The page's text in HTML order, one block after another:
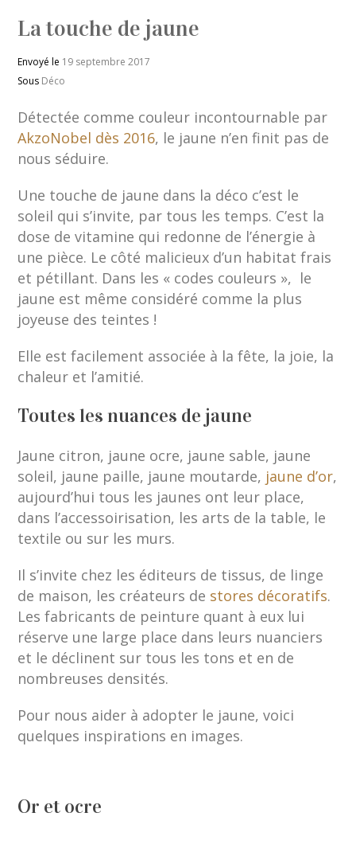
La touche de jaune
Envoyé le 19 septembre 2017
Sous Déco
Détectée comme couleur incontournable par
AkzoNobel dès 2016, le jaune n’en finit pas de
nous séduire.
Une touche de jaune dans la déco c’est le
soleil qui s’invite, par tous les temps. C’est la
dose de vitamine qui redonne de l’énergie à
une pièce. Le côté malicieux d’un habitat frais
et pétillant. Dans les « codes couleurs », le
jaune est même considéré comme la plus
joyeuse des teintes !
Elle est facilement associée à la fête, la joie, la
chaleur et l’amitié.
Toutes les nuances de jaune
Jaune citron, jaune ocre, jaune sable, jaune
soleil, jaune paille, jaune moutarde, jaune d’or,
aujourd’hui tous les jaunes ont leur place,
dans l’accessoirisation, les arts de la table, le
textile ou sur les murs.
Il s’invite chez les éditeurs de tissus, de linge
de maison, les créateurs de stores décoratifs.
Les fabricants de peinture quant à eux lui
réserve une large place dans leurs nuanciers
et le déclinent sur tous les tons et en de
nombreuses densités.
Pour nous aider à adopter le jaune, voici
quelques inspirations en images.
Or et ocre